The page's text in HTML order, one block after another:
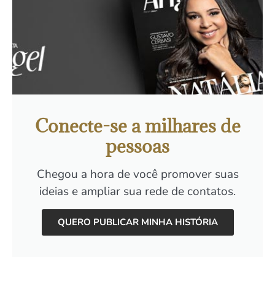
Conecte-se a milhares de
pessoas
Chegou a hora de você promover suas
ideias e ampliar sua rede de contatos.
QUERO PUBLICAR MINHA HISTÓRIA